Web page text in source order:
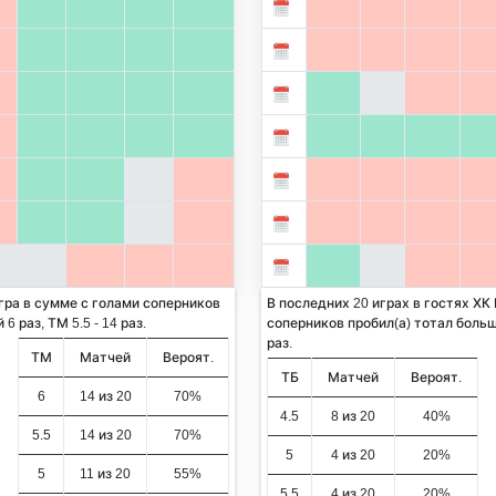
в сумме с голами соперников
6 раз, ТМ 5.5 - 14 раз.
ТМ Матчей Вероят.
6 14 из 20 70%
5.5 14 из 20 70%
5 11 из 20 55%
В последних 20 играх в гостях
соперников пробил(а) тотал
раз.
ТБ Матчей Вероят.
4.5 8 из 20 40%
5 4 из 20 20%